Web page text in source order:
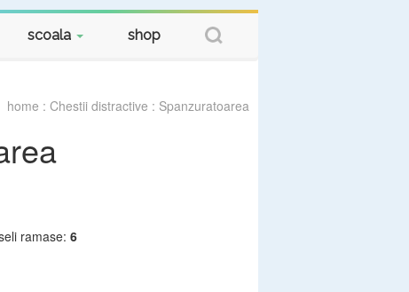
scoala shop
home : Chestii distractive : Spanzuratoarea
ramase: 6